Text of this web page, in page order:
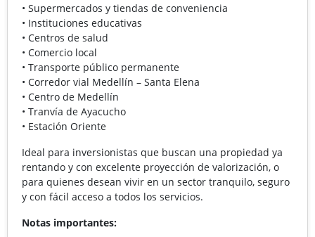
• Supermercados y tiendas de conveniencia
• Instituciones educativas
• Centros de salud
• Comercio local
• Transporte público permanente
• Corredor vial Medellín – Santa Elena
• Centro de Medellín
• Tranvía de Ayacucho
• Estación Oriente
Ideal para inversionistas que buscan una propiedad ya
rentando y con excelente proyección de valorización, o
para quienes desean vivir en un sector tranquilo, seguro
y con fácil acceso a todos los servicios.
Notas importantes: